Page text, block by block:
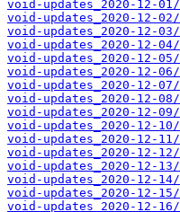
void-updates_2020-12-01/
void-updates_2020-12-02/
void-updates_2020-12-03/
void-updates_2020-12-04/
void-updates_2020-12-05/
void-updates_2020-12-06/
void-updates_2020-12-07/
void-updates_2020-12-08/
void-updates_2020-12-09/
void-updates_2020-12-10/
void-updates_2020-12-11/
void-updates_2020-12-12/
void-updates_2020-12-13/
void-updates_2020-12-14/
void-updates_2020-12-15/
void-updates_2020-12-16/